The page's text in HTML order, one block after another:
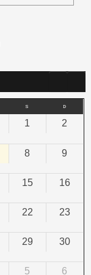
S D
1 2
8 9
15 16
22 23
29 30
5 6